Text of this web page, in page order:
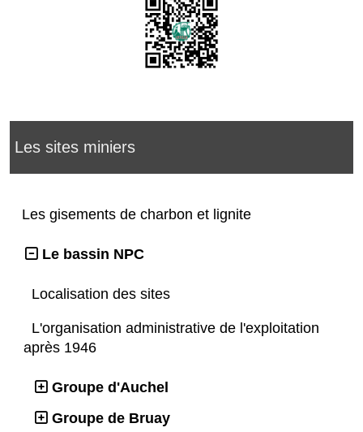
Les sites miniers
Les gisements de charbon et lignite
Le bassin NPC
Localisation des sites
L'organisation administrative de l'exploitation
après 1946
Groupe d'Auchel
Groupe de Bruay